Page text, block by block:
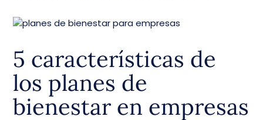
5 características de
los planes de
bienestar en empresas